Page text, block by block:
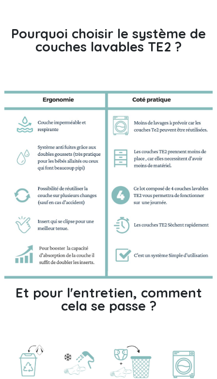
Pourquoi choisir le système de
couches lavables TE2 ?
Et pour l'entretien, comment
cela se passe ?